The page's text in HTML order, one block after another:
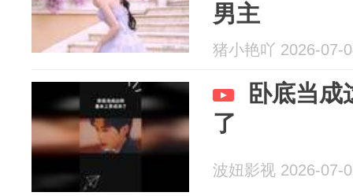
男主
猪小艳吖 2026-07-
卧底当成
了
波妞影视 2026-07-